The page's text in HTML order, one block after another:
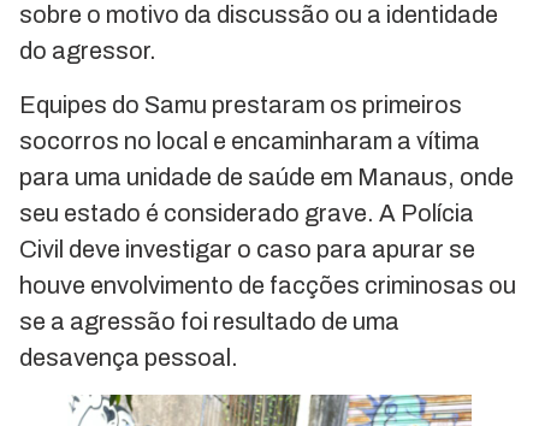
sobre o motivo da discussão ou a identidade
do agressor.
Equipes do Samu prestaram os primeiros
socorros no local e encaminharam a vítima
para uma unidade de saúde em Manaus, onde
seu estado é considerado grave. A Polícia
Civil deve investigar o caso para apurar se
houve envolvimento de facções criminosas ou
se a agressão foi resultado de uma
desavença pessoal.